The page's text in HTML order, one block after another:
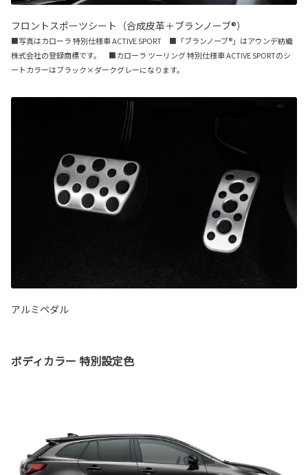
フロントスポーツシート（合成皮革＋ブランノーブ®）
■写真はカローラ 特別仕様車 ACTIVE SPORT ■「ブランノーブ®」はアウンデ紡織
株式会社の登録商標です。 ■カローラ ツーリング 特別仕様車 ACTIVE SPORTのシ
ートカラーはブラック×ダークグレーになります。
アルミペダル
ボディカラー 特別設定色